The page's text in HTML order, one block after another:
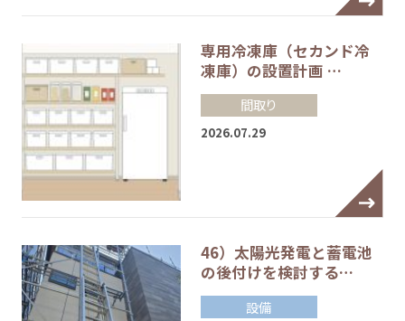
専用冷凍庫（セカンド冷
凍庫）の設置計画 …
間取り
2026.07.29
46）太陽光発電と蓄電池
の後付けを検討する…
設備